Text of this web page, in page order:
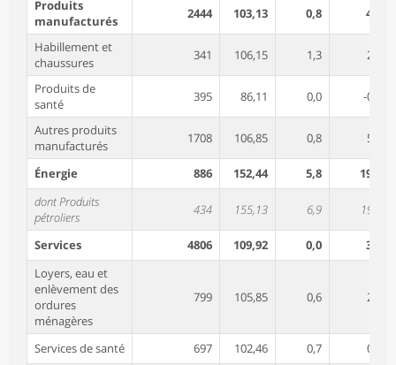
Produits
manufacturés
2444 103,13 0,8 4,2
Habillement et
chaussures
341 106,15 1,3 2,8
Produits de
santé
395 86,11 0,0 -0,6
Autres produits
manufacturés
1708 106,85 0,8 5,6
Énergie 886 152,44 5,8
19,1
dont Produits
pétroliers
434 155,13 6,9 19,9
Services 4806 109,92 0,0
3,1
Loyers, eau et
enlèvement des
ordures
ménagères
799 105,85 0,6 2,4
Services de santé 697 102,46 0,7
0,5